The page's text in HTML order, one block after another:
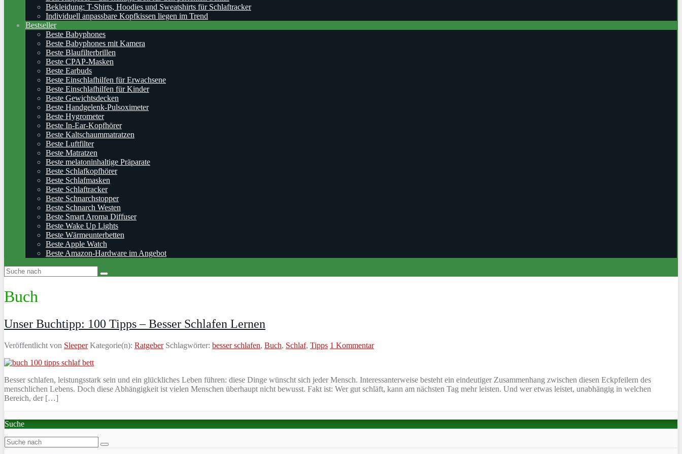
Bekleidung: T-Shirts, Hoodies und Sweatshirts für Schlaftracker
Individuell anpassbare Kopfkissen liegen im Trend
Bestseller
Beste Babyphones
Beste Babyphones mit Kamera
Beste Blaufilterbrillen
Beste CPAP-Masken
Beste Earbuds
Beste Einschlafhilfen für Erwachsene
Beste Einschlafhilfen für Kinder
Beste Gewichtsdecken
Beste Handgelenk-Pulsoximeter
Beste Hygrometer
Beste In-Ear-Kopfhörer
Beste Kaltschaummatratzen
Beste Luftfilter
Beste Matratzen
Beste melatoninhaltige Präparate
Beste Schlafkopfhörer
Beste Schlafmasken
Beste Schlaftracker
Beste Schnarchstopper
Beste Schnarch Westen
Beste Smart Aroma Diffuser
Beste Wake Up Lights
Beste Wärmeunterbetten
Beste Apple Watch
Beste Amazon-Hardware im Angebot
Buch
Unser Buchtipp: 100 Tipps – Besser Schlafen Lernen
Veröffentlicht von Sleeper Kategorie(n): RatgeberSchlagwörter: besser schlafen, Buch, Schlaf, Tipps 1 Kommentar
Besser schlafen, leistungsstark sein und ein glückliches Leben führen: diese Dinge wünscht sich jeder Mensch. Interessanterweise besteht ein eindeutiger Zusammenhang zwischen diesen Eckpfeilern des
menschlichen Lebens. Doch diese Abhängigkeit ist vielen Menschen überhaupt nicht bewusst. Fakt ist: Wer gut schläft, kann am nächsten Tag mehr leisten. Und wer etwas leistet, unabhängig in welchen
Bereich, der […]
Suche